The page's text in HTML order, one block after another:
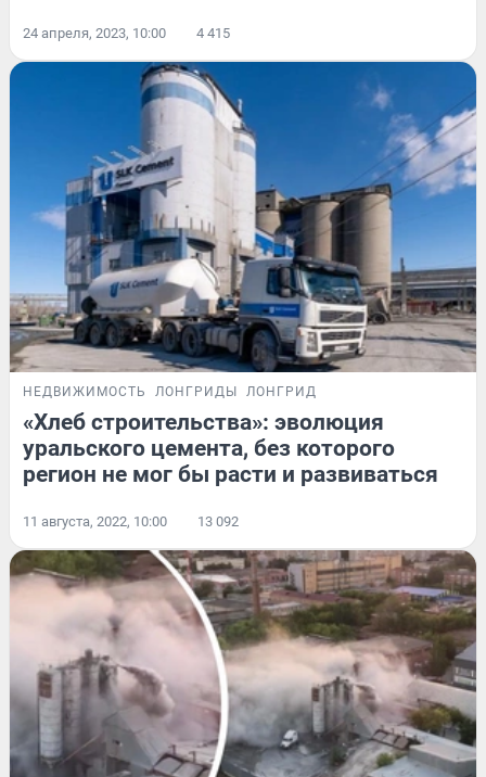
24 апреля, 2023, 10:00 4 415
НЕДВИЖИМОСТЬ ЛОНГРИДЫ ЛОНГРИД
«Хлеб строительства»: эволюция
уральского цемента, без которого
регион не мог бы расти и развиваться
11 августа, 2022, 10:00 13 092